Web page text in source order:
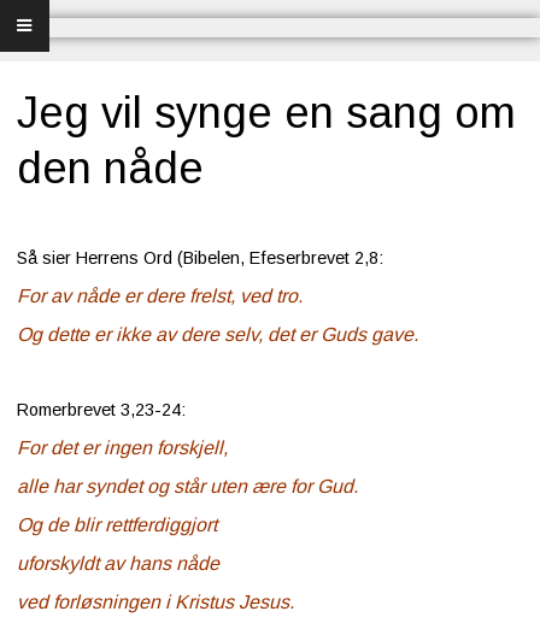
Forsiden
Bibelundervisning
Bibel og sang
Bibelen og Israel
Om Norges Bibelkirke
Nettkirke
Kontakt
oss
Jeg vil synge en sang om
den nåde
Så sier Herrens Ord (Bibelen, Efeserbrevet 2,8:
For av nåde er dere frelst, ved tro.
Og dette er ikke av dere selv, det er Guds gave.
Romerbrevet 3,23-24:
For det er ingen forskjell,
alle har syndet og står uten ære for Gud.
Og de blir rettferdiggjort
uforskyldt av hans nåde
ved forløsningen i Kristus Jesus.